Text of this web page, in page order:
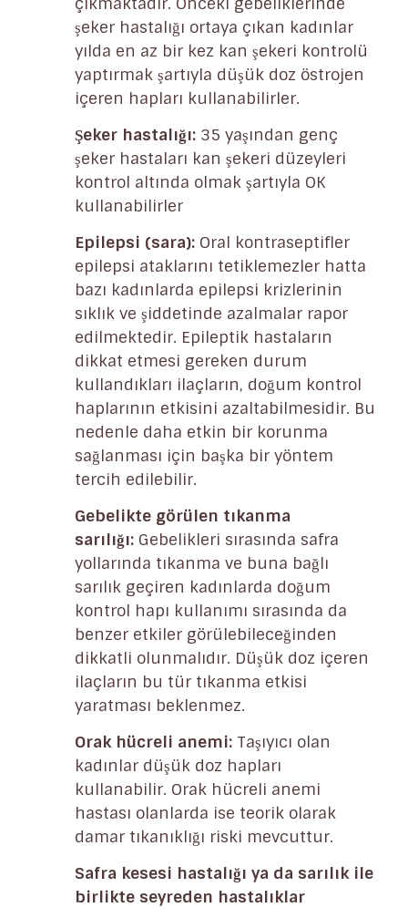
şeker hastalığı ortaya çıkan kadınlar
yılda en az bir kez kan şekeri kontrolü
yaptırmak şartıyla düşük doz östrojen
içeren hapları kullanabilirler.
Şeker hastalığı: 35 yaşından genç
şeker hastaları kan şekeri düzeyleri
kontrol altında olmak şartıyla OK
kullanabilirler
Epilepsi (sara): Oral kontraseptifler
epilepsi ataklarını tetiklemezler hatta
bazı kadınlarda epilepsi krizlerinin
sıklık ve şiddetinde azalmalar rapor
edilmektedir. Epileptik hastaların
dikkat etmesi gereken durum
kullandıkları ilaçların, doğum kontrol
haplarının etkisini azaltabilmesidir. Bu
nedenle daha etkin bir korunma
sağlanması için başka bir yöntem
tercih edilebilir.
Gebelikte görülen tıkanma
sarılığı: Gebelikleri sırasında safra
yollarında tıkanma ve buna bağlı
sarılık geçiren kadınlarda doğum
kontrol hapı kullanımı sırasında da
benzer etkiler görülebileceğinden
dikkatli olunmalıdır. Düşük doz içeren
ilaçların bu tür tıkanma etkisi
yaratması beklenmez.
Orak hücreli anemi: Taşıyıcı olan
kadınlar düşük doz hapları
kullanabilir. Orak hücreli anemi
hastası olanlarda ise teorik olarak
damar tıkanıklığı riski mevcuttur.
Safra kesesi hastalığı ya da sarılık ile
birlikte seyreden hastalıklar